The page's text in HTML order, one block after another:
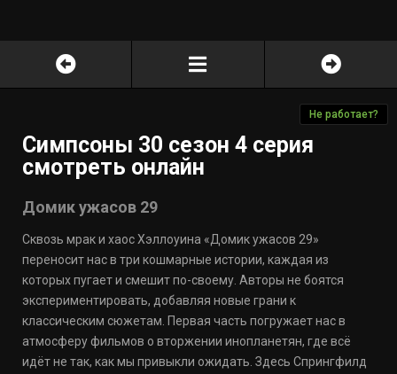
Не работает?
Симпсоны 30 сезон 4 серия
смотреть онлайн
Домик ужасов 29
Сквозь мрак и хаос Хэллоуина «Домик ужасов 29»
переносит нас в три кошмарные истории, каждая из
которых пугает и смешит по-своему. Авторы не боятся
экспериментировать, добавляя новые грани к
классическим сюжетам. Первая часть погружает нас в
атмосферу фильмов о вторжении инопланетян, где всё
идёт не так, как мы привыкли ожидать. Здесь Спрингфилд